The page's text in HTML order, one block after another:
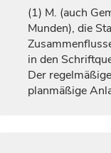
(1) M. (auch
Munden), die
in den
Der
planmäßige